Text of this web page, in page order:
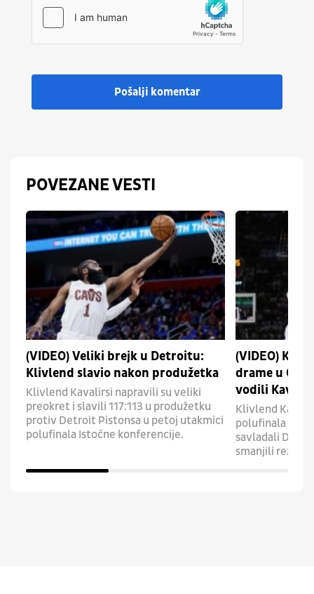
Pošalji komentar
POVEZANE VESTI
(VIDEO) Veliki brejk u Detroitu:
Klivlend slavio nakon produžetka
Klivlend Kavalirsi napravili su veliki
preokret i slavili 117:113 u produžetku
protiv Detroit Pistonsa u petoj utakmici
polufinala Istočne konferencije.
(VIDEO)
drame u
vodili Kavse
Klivlend
polufinala
savladali
smanjili